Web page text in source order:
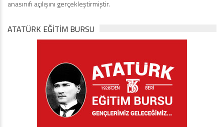
anasınıfı açılışını gerçekleştirmiştir.
ATATÜRK EĞITIM BURSU